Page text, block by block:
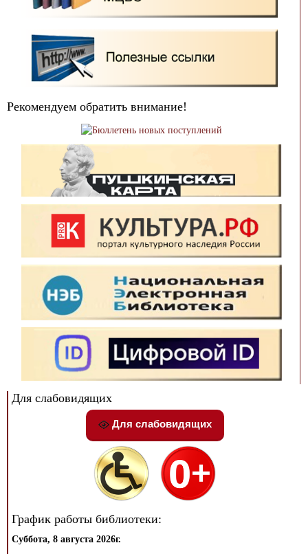
Рекомендуем обратить внимание!
Для слабовидящих
Для слабовидящих
График работы библиотеки:
Суббота, 8 августа 2026г.